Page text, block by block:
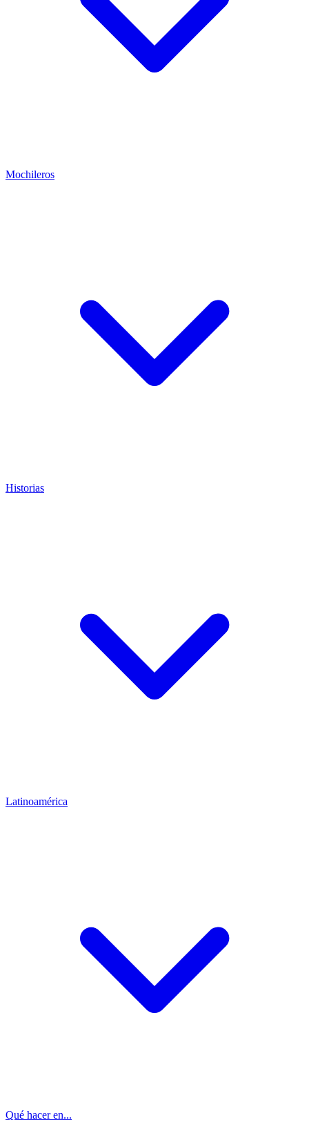
Mochileros
Historias
Latinoamérica
Qué hacer en...